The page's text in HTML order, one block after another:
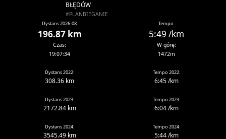
BŁĘDÓW
#PLANBIEGANIE
Dystans 2026-08:
196.87 km
Tempo:
5:49 /km
Czas:
19:07:34
W górę:
1472m
Dystans 2022:
308.36 km
Tempo 2022:
6:45 /km
Dystans 2023:
2172.84 km
Tempo 2023:
6:04 /km
Dystans 2024:
3545.49 km
Tempo 2024:
5:44 /km